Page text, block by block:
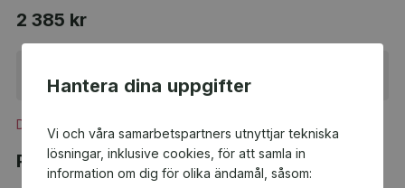
Hantera dina uppgifter
Vi och våra samarbetspartners utnyttjar tekniska
lösningar, inklusive cookies, för att samla in
information om dig för olika ändamål, såsom:
2 385 kr
Ej i lager
Du och Boo FF P11:2 får 119,25 kr tillbaka
Produktbeskrivning